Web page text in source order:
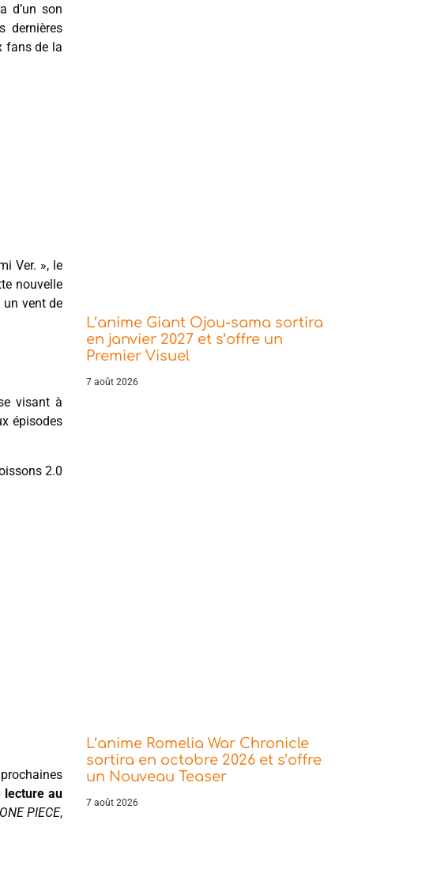
d’un son
dernières
fans de la
Ver. », le
nouvelle
un vent de
visant à
épisodes
2.0
lecture au
ONE PIECE,
L’anime Giant Ojou-sama sortira
en janvier 2027 et s’offre un
Premier Visuel
7 août 2026
L’anime Romelia War Chronicle
sortira en octobre 2026 et s’offre
un Nouveau Teaser
7 août 2026